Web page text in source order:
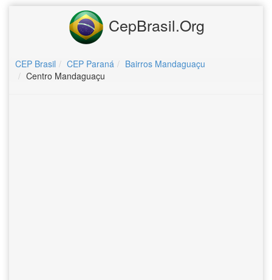
CepBrasil.Org
CEP Brasil CEP Paraná
Bairros Mandaguaçu
Centro Mandaguaçu